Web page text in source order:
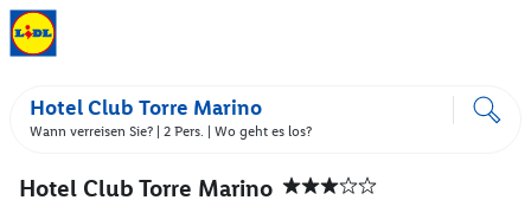
Hotel Club Torre Marino
Wann verreisen Sie? | 2 Pers. | Wo geht es los?
Hotel Club Torre Marino